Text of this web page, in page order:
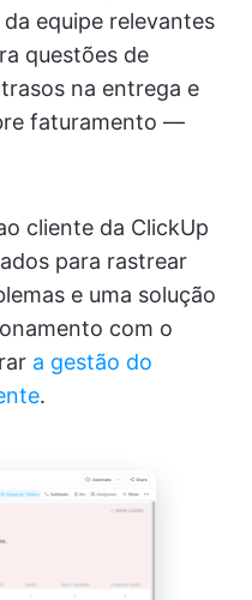
equipe relevantes
questões de
na entrega e
faturamento —
cliente da ClickUp
para rastrear
e uma solução
com o
a gestão do
.